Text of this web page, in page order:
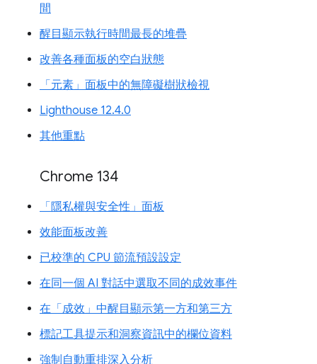
間
醒目顯示執行時間最長的堆疊
改善各種面板的空白狀態
「元素」面板中的無障礙樹狀檢視
Lighthouse 12.4.0
其他重點
Chrome 134
「隱私權與安全性」面板
效能面板改善
已校準的 CPU 節流預設設定
在同一個 AI 對話中選取不同的成效事件
在「成效」中醒目顯示第一方和第三方
標記工具提示和洞察資訊中的欄位資料
強制自動重排深入分析